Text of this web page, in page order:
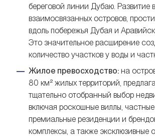
береговой линии Дубаю. Развитие
взаимосвязанных островов,
вдоль побережья Дубая и
Это значительное расширение
количество участков у воды и
Жилое превосходство: на
80 км² жилых территорий,
тщательно отобранный выбор
включая роскошные виллы,
премиальные резиденции и
комплексы, а также эксклюзивные